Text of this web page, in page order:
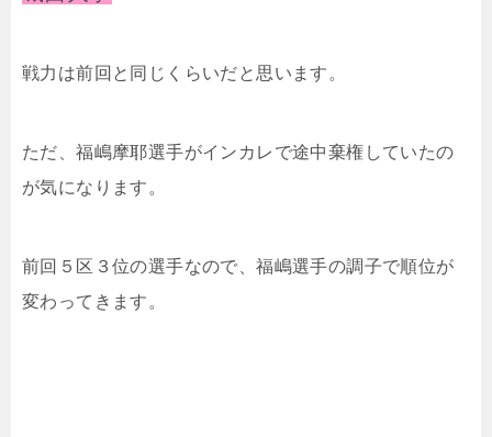
戦力は前回と同じくらいだと思います。
ただ、福嶋摩耶選手がインカレで途中棄権していたの
が気になります。
前回５区３位の選手なので、福嶋選手の調子で順位が
変わってきます。